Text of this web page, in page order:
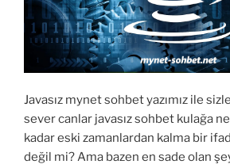
Javasız mynet sohbet yazımız ile
sever canlar javasız sohbet kulağa
kadar eski zamanlardan kalma bir
değil mi? Ama bazen en sade olan